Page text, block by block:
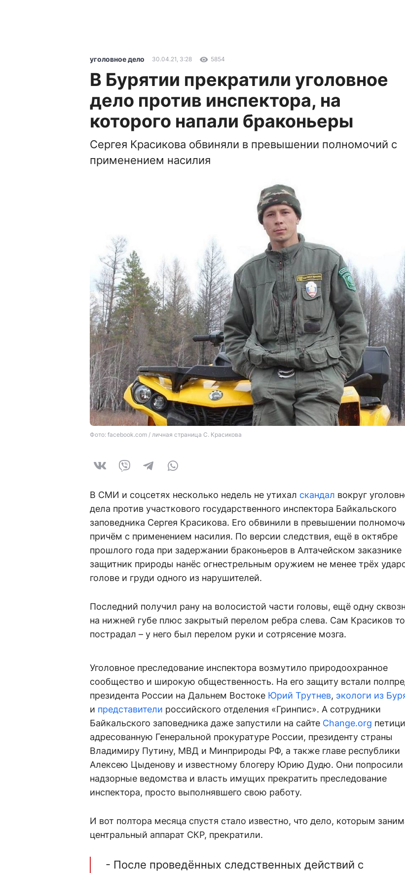
уголовное дело 30.04.21, 3:28 5854
В Бурятии прекратили уголовное
дело против инспектора, на
которого напали браконьеры
Сергея Красикова обвиняли в превышении полномочий с
применением насилия
Фото: facebook.com / личная страница С. Красикова
В СМИ и соцсетях несколько недель не утихал скандал вокруг
дела против участкового государственного инспектора Байкальского
заповедника Сергея Красикова. Его обвинили в превышении
причём с применением насилия. По версии следствия, ещё в октябре
прошлого года при задержании браконьеров в Алтачейском заказнике
защитник природы нанёс огнестрельным оружием не менее трёх
голове и груди одного из нарушителей.
Последний получил рану на волосистой части головы, ещё одну
на нижней губе плюс закрытый перелом ребра слева. Сам Красиков
пострадал – у него был перелом руки и сотрясение мозга.
Уголовное преследование инспектора возмутило природоохранное
сообщество и широкую общественность. На его защиту встали
президента России на Дальнем Востоке Юрий Трутнев, экологи из
и представители российского отделения «Гринпис». А сотрудники
Байкальского заповедника даже запустили на сайте Change.org
адресованную Генеральной прокуратуре России, президенту страны
Владимиру Путину, МВД и Минприроды РФ, а также главе республики
Алексею Цыденову и известному блогеру Юрию Дудю. Они попросили
надзорные ведомства и власть имущих прекратить преследование
инспектора, просто выполнявшего свою работу.
И вот полтора месяца спустя стало известно, что дело, которым
центральный аппарат СКР, прекратили.
- После проведённых следственных действий с